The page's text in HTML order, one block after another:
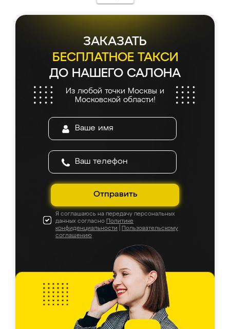
ЗАКАЗАТЬ
БЕСПЛАТНОЕ ТАКСИ
ДО НАШЕГО САЛОНА
Из любой точки Москвы и
Московской области!
Отправить
Я соглашаюсь на передачу персональных
данных согласно Политике
конфиденциальности
Пользовательскому
соглашению